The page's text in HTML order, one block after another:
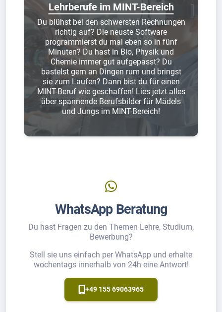
Lehrberufe im MINT-Bereich
Du blühst bei den schwersten Rechnungen
richtig auf? Die neuste Software
programmierst du mal eben so in fünf
Minuten? Du hast in Bio, Physik und
Chemie immer gut aufgepasst? Du
bastelst gern an Dingen rum und bringst
sie zum Laufen? Dann bist du für einen
MINT-Beruf wie geschaffen! Lies jetzt alles
über spannende Berufsbilder für Mädels
und Jungs im MINT-Bereich!
WhatsApp Beratung
Du hast Fragen zu den Themen Lehre, Studium,
Bewerbung?
Stell sie uns einfach per WhatsApp und erhalte
wochentags innerhalb von 24h eine Antwort!
+49 155 69063965